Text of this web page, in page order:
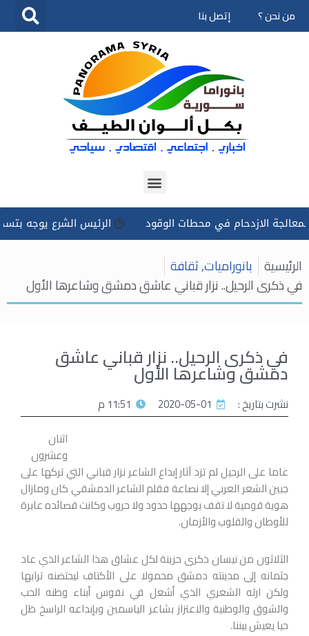
تخطى
من نحن ؟ إتصل بنا
في محطات الوقود الرئيس الشرع يوجه بتسخير كل
الرئيسية بانوراميات,ثقافة
في ذكرى الرحيل.. نزار قباني عاشق دمشق وشاعرها الأول
في ذكرى الرحيل.. نزار قباني عاشق
دمشق وشاعرها الأول
نشرت بتاريخ : 2020-05-01
11:51 م
اثنان
وعشرون
عاما على الرحيل لم تزد آثار إبداع الشاعر نزار قباني التي تركها على
جبين الشعر العربي إلا نصاعة فقلم الشاعر الدمشقي كان ومازال
هوية قومية لا تقف بوجهها حدود ولا حروب وكانت قصائده عابرة
للأوطان والقلوب والأزمان.
الثلاثون من نيسان ذكرى حزينة لكل عشاق هذا الشاعر الذي عاد
جثمانه إلى مدينته دمشق محمولا على الأكتاف ليحتضنه ترابها
ولكن ارثه الشعري الذي أشعل في نفوس أبناء وطنه الحب
والشوق والوطنية والاعتزاز بشاعر الياسمين وبإبداعه الراسخ ظل
حيا يعيش بيننا.